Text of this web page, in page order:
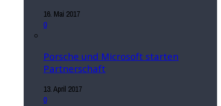
16. Mai 2017
0
Porsche und Microsoft starten
Partnerschaft
13. April 2017
0